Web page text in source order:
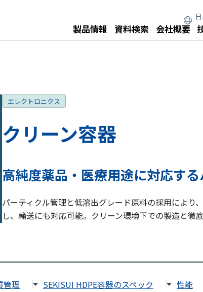
製品情報 資料検索 会社概要
エレクトロニクス
クリーン容器
高純度薬品・医療用途に対応す
パーティクル管理と低溶出グレード原料の採用によ
し、輸送にも対応可能。クリーン環境下での製造と徹
管理 SEKISUI HDPE容器のスペック 性能